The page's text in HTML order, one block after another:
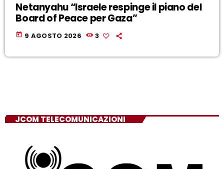
Netanyahu “Israele respinge il piano del
Board of Peace per Gaza”
today 9 AGOSTO 2026 3
JCOM TELECOMUNICAZIONI